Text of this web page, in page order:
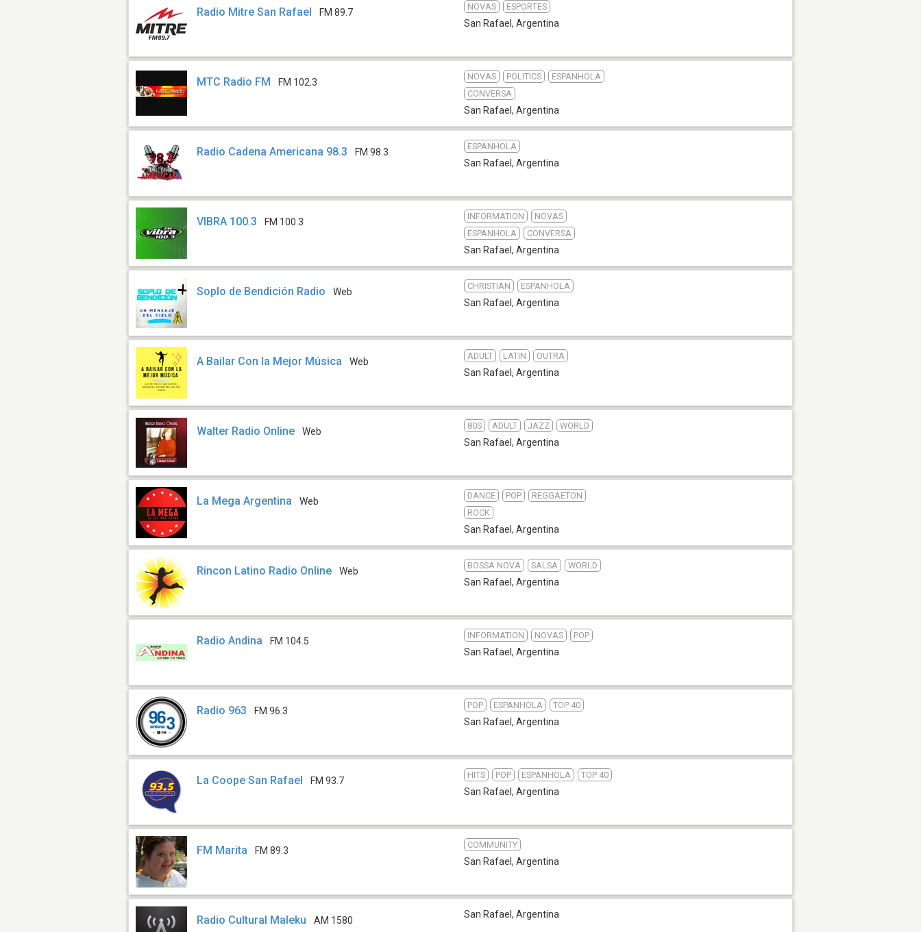
Radio Mitre San Rafael FM 89.7
NOVAS ESPORTES
San Rafael , Argentina
MTC Radio FM FM 102.3
NOVAS POLITICS
ESPANHOLA
CONVERSA
San Rafael , Argentina
Radio Cadena Americana 98.3 FM 98.3
ESPANHOLA
San Rafael , Argentina
VIBRA 100.3 FM 100.3
INFORMATION
NOVAS
ESPANHOLA
CONVERSA
San Rafael , Argentina
Soplo de Bendición Radio Web
CHRISTIAN ESPANHOLA
San Rafael , Argentina
A Bailar Con la Mejor Música Web
ADULT LATIN OUTRA
San Rafael , Argentina
Walter Radio Online Web
80S ADULT JAZZ WORLD
San Rafael , Argentina
La Mega Argentina Web
DANCE POP
REGGAETON
ROCK
San Rafael , Argentina
Rincon Latino Radio Online Web
BOSSA NOVA SALSA WORLD
San Rafael , Argentina
Radio Andina FM 104.5
INFORMATION NOVAS POP
San Rafael , Argentina
Radio 963 FM 96.3
POP ESPANHOLA TOP 40
San Rafael , Argentina
La Coope San Rafael FM 93.7
HITS POP ESPANHOLA TOP 40
San Rafael , Argentina
FM Marita FM 89.3
COMMUNITY
San Rafael , Argentina
Radio Cultural Maleku AM 1580
San Rafael , Argentina